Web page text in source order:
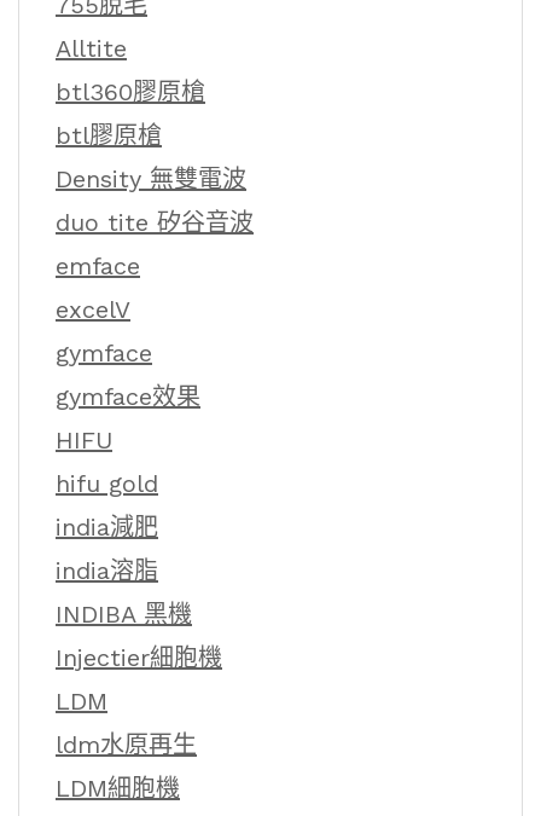
Alltite
btl360膠原槍
btl膠原槍
Density 無雙電波
duo tite 矽谷音波
emface
excelV
gymface
gymface效果
HIFU
hifu gold
india減肥
india溶脂
INDIBA 黑機
Injectier細胞機
LDM
ldm水原再生
LDM細胞機